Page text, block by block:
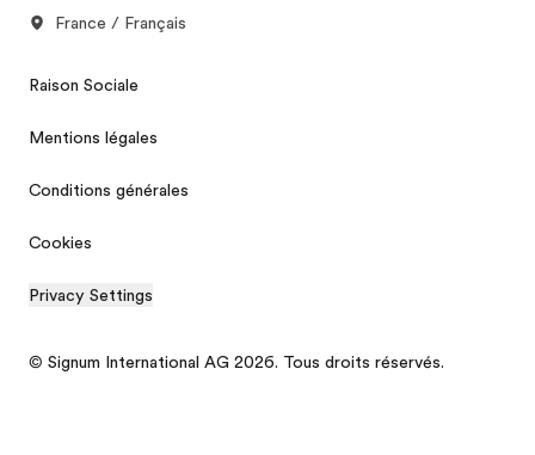
France / Français
Raison Sociale
Mentions légales
Conditions générales
Cookies
Privacy Settings
© Signum International AG 2026. Tous droits réservés.